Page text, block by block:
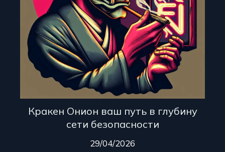
Кракен Онион ваш путь в глубину
сети безопасности
29/04/2026